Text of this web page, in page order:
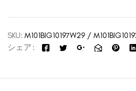
SKU: M101BIG10197W29 /
シェア